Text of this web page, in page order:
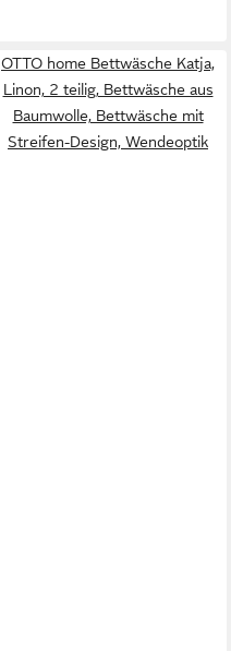
OTTO home Bettwäsche Katja,
Linon, 2 teilig, Bettwäsche aus
Baumwolle, Bettwäsche mit
Streifen-Design, Wendeoptik